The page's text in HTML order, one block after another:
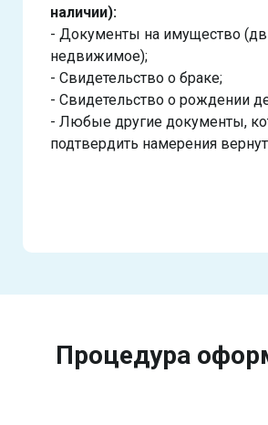
наличии):
- Документы на имущество
недвижимое);
- Свидетельство о браке;
- Свидетельство о рождении
- Любые другие документы,
подтвердить намерения
Процедура